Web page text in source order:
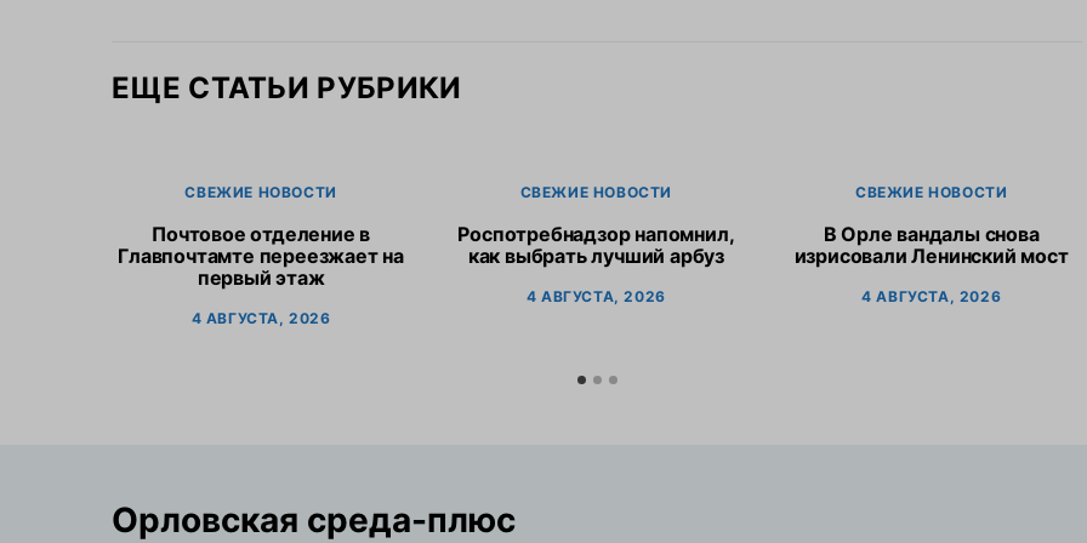
ЕЩЕ СТАТЬИ РУБРИКИ
СВЕЖИЕ НОВОСТИ
Почтовое отделение в
Главпочтамте переезжает на
первый этаж
4 АВГУСТА, 2026
СВЕЖИЕ НОВОСТИ
Роспотребнадзор напомнил,
как выбрать лучший арбуз
4 АВГУСТА, 2026
СВЕЖИЕ НОВОСТИ
В Орле вандалы снова
изрисовали Ленинский мост
4 АВГУСТА, 2026
Орловская cреда-плюс